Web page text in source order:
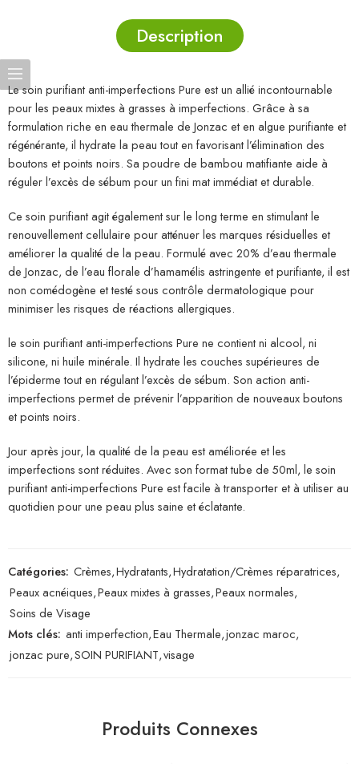
Description
Le soin purifiant anti-imperfections Pure est un allié incontournable
pour les peaux mixtes à grasses à imperfections. Grâce à sa
formulation riche en eau thermale de Jonzac et en algue purifiante et
régénérante, il hydrate la peau tout en favorisant l’élimination des
boutons et points noirs. Sa poudre de bambou matifiante aide à
réguler l’excès de sébum pour un fini mat immédiat et durable.
Ce soin purifiant agit également sur le long terme en stimulant le
renouvellement cellulaire pour atténuer les marques résiduelles et
améliorer la qualité de la peau. Formulé avec 20% d’eau thermale
de Jonzac, de l’eau florale d’hamamélis astringente et purifiante, il est
non comédogène et testé sous contrôle dermatologique pour
minimiser les risques de réactions allergiques.
le soin purifiant anti-imperfections Pure ne contient ni alcool, ni
silicone, ni huile minérale. Il hydrate les couches supérieures de
l’épiderme tout en régulant l’excès de sébum. Son action anti-
imperfections permet de prévenir l’apparition de nouveaux boutons
et points noirs.
Jour après jour, la qualité de la peau est améliorée et les
imperfections sont réduites. Avec son format tube de 50ml, le soin
purifiant anti-imperfections Pure est facile à transporter et à utiliser au
quotidien pour une peau plus saine et éclatante.
Catégories: Crèmes,Hydratants,Hydratation/Crèmes réparatrices,
Peaux acnéiques,Peaux mixtes à grasses,Peaux normales,
Soins de Visage
Mots clés: anti imperfection,Eau Thermale,jonzac maroc,
jonzac pure,SOIN PURIFIANT,visage
Produits Connexes